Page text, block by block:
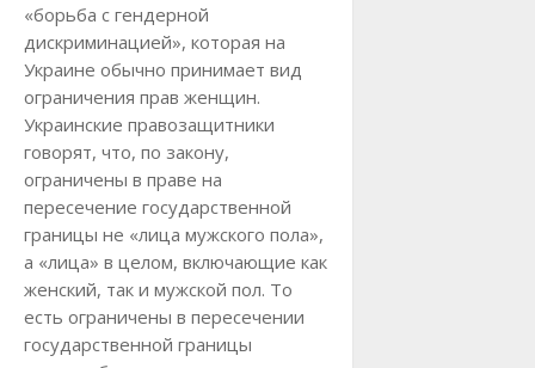
«борьба с гендерной
дискриминацией», которая на
Украине обычно принимает вид
ограничения прав женщин.
Украинские правозащитники
говорят, что, по закону,
ограничены в праве на
пересечение государственной
границы не «лица мужского пола»,
а «лица» в целом, включающие как
женский, так и мужской пол. То
есть ограничены в пересечении
государственной границы